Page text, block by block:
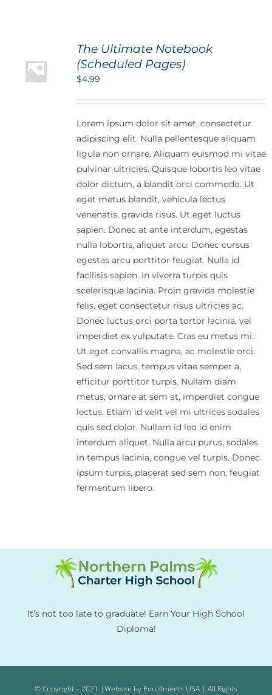
The Ultimate Notebook
(Scheduled Pages)
$4.99
Lorem ipsum dolor sit amet, consectetur
adipiscing elit. Nulla pellentesque aliquam
ligula non ornare. Aliquam euismod mi vitae
pulvinar ultricies. Quisque lobortis leo vitae
dolor dictum, a blandit orci commodo. Ut
eget metus blandit, vehicula lectus
venenatis, gravida risus. Ut eget luctus
sapien. Donec at ante interdum, egestas
nulla lobortis, aliquet arcu. Donec cursus
egestas arcu porttitor feugiat. Nulla id
facilisis sapien. In viverra turpis quis
scelerisque lacinia. Proin gravida molestie
felis, eget consectetur risus ultricies ac.
Donec luctus orci porta tortor lacinia, vel
imperdiet ex vulputate. Cras eu metus mi.
Ut eget convallis magna, ac molestie orci.
Sed sem lacus, tempus vitae semper a,
efficitur porttitor turpis. Nullam diam
metus, ornare at sem at, imperdiet congue
lectus. Etiam id velit vel mi ultrices sodales
quis sed dolor. Nullam id leo id enim
interdum aliquet. Nulla arcu purus, sodales
in tempus lacinia, congue vel turpis. Donec
ipsum turpis, placerat sed sem non, feugiat
fermentum libero.
It’s not too late to graduate! Earn Your High School
Diploma!
© Copyright – 2021 |Website by Enrollments USA | All Rights